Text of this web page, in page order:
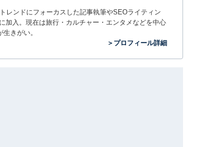
レンドにフォーカスした記事執筆やSEOライティン
加入。現在は旅行・カルチャー・エンタメなどを中心
きがい。
＞プロフィール詳細